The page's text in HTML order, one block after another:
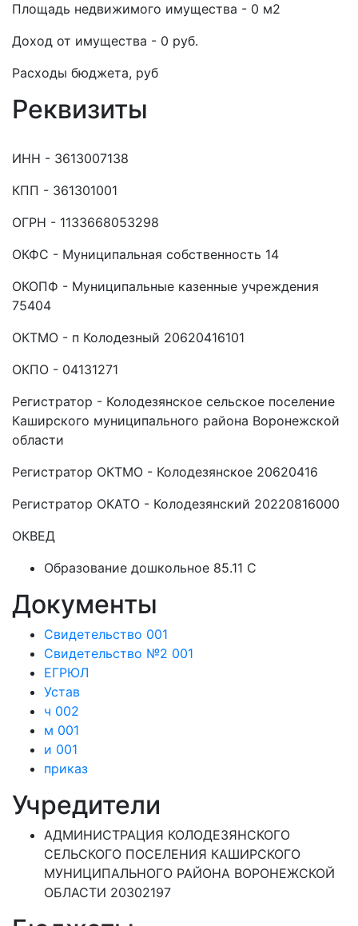
Площадь недвижимого имущества - 0 м2
Доход от имущества - 0 руб.
Расходы бюджета, руб
Реквизиты
ИНН - 3613007138
КПП - 361301001
ОГРН - 1133668053298
ОКФС - Муниципальная собственность 14
ОКОПФ - Муниципальные казенные учреждения
75404
ОКТМО - п Колодезный 20620416101
ОКПО - 04131271
Регистратор - Колодезянское сельское поселение
Каширского муниципального района Воронежской
области
Регистратор ОКТМО - Колодезянское 20620416
Регистратор ОКАТО - Колодезянский 20220816000
ОКВЕД
Образование дошкольное 85.11 C
Документы
Свидетельство 001
Свидетельство №2 001
ЕГРЮЛ
Устав
ч 002
м 001
и 001
приказ
Учредители
АДМИНИСТРАЦИЯ КОЛОДЕЗЯНСКОГО
СЕЛЬСКОГО ПОСЕЛЕНИЯ КАШИРСКОГО
МУНИЦИПАЛЬНОГО РАЙОНА ВОРОНЕЖСКОЙ
ОБЛАСТИ 20302197